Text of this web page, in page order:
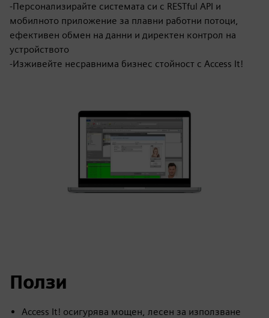
-Персонализирайте системата си с RESTful API и
мобилното приложение за плавни работни потоци,
ефективен обмен на данни и директен контрол на
устройството
-Изживейте несравнима бизнес стойност с Access It!
Ползи
Access It! осигурява мощен, лесен за използване